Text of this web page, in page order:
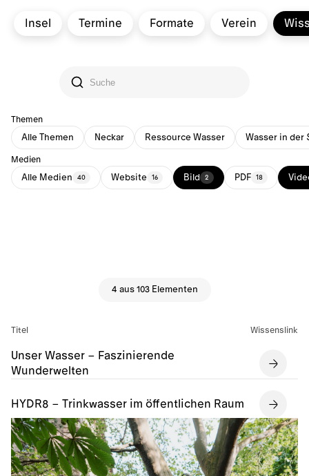
Insel Termine Formate Verein
Themen
Alle Themen Neckar Ressource Wasser Wasser in der
Medien
Alle Medien 40 Website 16 Bild 2 PDF 18
4 aus 103 Elementen
Titel Wissenslink
Unser Wasser – Faszinierende
Wunderwelten
HYDR8 – Trinkwasser im öffentlichen Raum